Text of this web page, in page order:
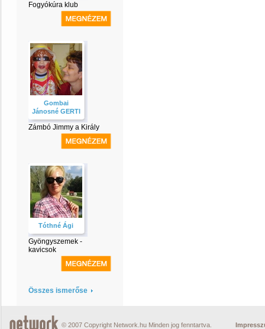
Fogyókúra klub
Gombai
Jánosné GERTI
Zámbó Jimmy a Király
Tóthné Ági
Gyöngyszemek -
kavicsok
Összes ismerőse
© 2007 Copyright Network.hu Minden jog fenntartva.